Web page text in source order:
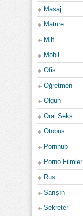
Masaj
Mature
Milf
Mobil
Ofis
Öğretmen
Olgun
Oral Seks
Otobüs
Pornhub
Porno Filmler
Rus
Sarışın
Sekreter